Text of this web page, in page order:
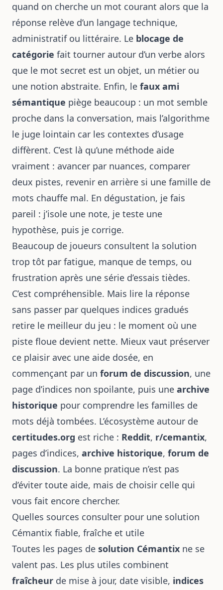
quand on cherche un mot courant alors que la
réponse relève d’un langage technique,
administratif ou littéraire. Le blocage de
catégorie fait tourner autour d’un verbe alors
que le mot secret est un objet, un métier ou
une notion abstraite. Enfin, le faux ami
sémantique piège beaucoup : un mot semble
proche dans la conversation, mais l’algorithme
le juge lointain car les contextes d’usage
diffèrent. C’est là qu’une méthode aide
vraiment : avancer par nuances, comparer
deux pistes, revenir en arrière si une famille de
mots chauffe mal. En dégustation, je fais
pareil : j’isole une note, je teste une
hypothèse, puis je corrige.
Beaucoup de joueurs consultent la solution
trop tôt par fatigue, manque de temps, ou
frustration après une série d’essais tièdes.
C’est compréhensible. Mais lire la réponse
sans passer par quelques indices gradués
retire le meilleur du jeu : le moment où une
piste floue devient nette. Mieux vaut préserver
ce plaisir avec une aide dosée, en
commençant par un forum de discussion, une
page d’indices non spoilante, puis une archive
historique pour comprendre les familles de
mots déjà tombées. L’écosystème autour de
certitudes.org est riche : Reddit, r/cemantix,
pages d’indices, archive historique, forum de
discussion. La bonne pratique n’est pas
d’éviter toute aide, mais de choisir celle qui
vous fait encore chercher.
Quelles sources consulter pour une solution
Cémantix fiable, fraîche et utile
Toutes les pages de solution Cémantix ne se
valent pas. Les plus utiles combinent
fraîcheur de mise à jour, date visible, indices